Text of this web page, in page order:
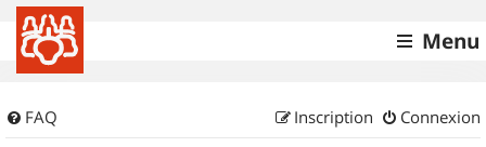
Menu
FAQ Connexion
Inscription